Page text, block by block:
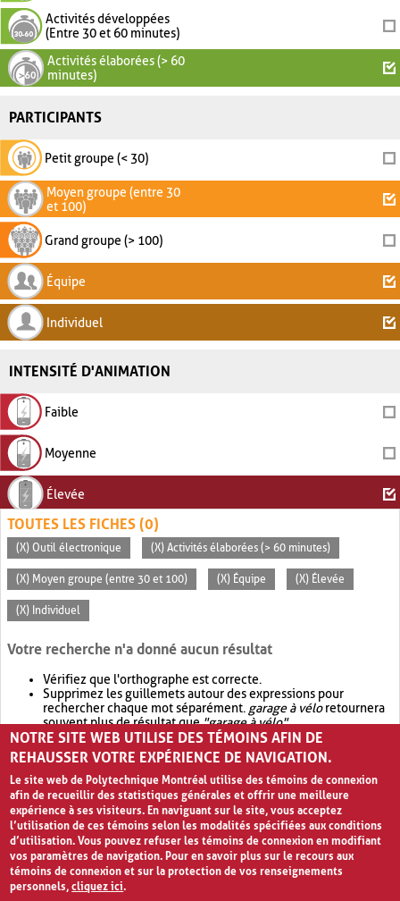
Activités développées
(Entre 30 et 60 minutes)
Activités élaborées (> 60
minutes)
PARTICIPANTS
Petit groupe (< 30)
Moyen groupe (entre 30
et 100)
Grand groupe (> 100)
Équipe
Individuel
INTENSITÉ D'ANIMATION
Faible
Moyenne
Élevée
TOUTES LES FICHES (0)
(X) Outil électronique (X) Activités élaborées (> 60 minutes)
(X) Moyen groupe (entre 30 et 100) (X) Équipe (X) Élevée
(X) Individuel
Votre recherche n'a donné aucun résultat
Vérifiez que l'orthographe est correcte.
Supprimez les guillemets autour des expressions pour
rechercher chaque mot séparément. garage à véloretournera
souvent plus de résultat que"garage à vélo".
Envisagez d'élargir votre recherche avec OR.garage OR vélo
retournera souvent plus de résultat quegarage à vélo
NOTRE SITE WEB UTILISE DES TÉMOINS AFIN DE
REHAUSSER VOTRE EXPÉRIENCE DE NAVIGATION.
Le site web de Polytechnique Montréal utilise des témoins de connexion
afin de recueillir des statistiques générales et offrir une meilleure
expérience à ses visiteurs. En naviguant sur le site, vous acceptez
l’utilisation de ces témoins selon les modalités spécifiées aux conditions
d’utilisation. Vous pouvez refuser les témoins de connexion en modifiant
vos paramètres de navigation. Pour en savoir plus sur le recours aux
témoins de connexion et sur la protection de vos renseignements
personnels,cliquez ici.